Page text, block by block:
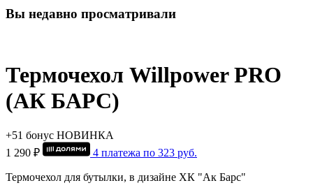
Вы недавно просматривали
Термочехол Willpower PRO
(АК БАРС)
+51 бонус НОВИНКА
1 290 ₽
4 платежа по 323 руб.
Термочехол для бутылки, в дизайне ХК "Ак Барс"